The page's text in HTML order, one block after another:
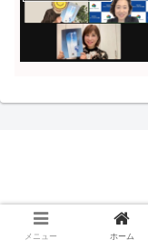
メニュー ホーム